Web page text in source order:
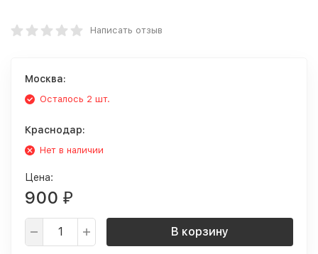
Написать отзыв
Москва:
Осталось 2 шт.
Краснодар:
Нет в наличии
Цена:
900 ₽
В корзину